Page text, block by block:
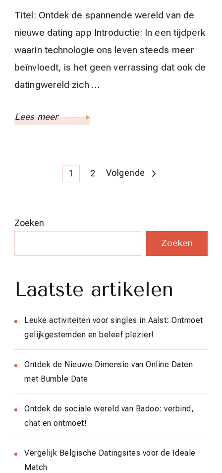
Titel: Ontdek de spannende wereld van de
nieuwe dating app Introductie: In een tijdperk
waarin technologie ons leven steeds meer
beïnvloedt, is het geen verrassing dat ook de
datingwereld zich …
Lees meer
Berichten
Pagina
1 Pagina
2 Volgende
Zoeken
Zoeken
Laatste artikelen
Leuke activiteiten voor singles in Aalst: Ontmoet
gelijkgestemden en beleef plezier!
Ontdek de Nieuwe Dimensie van Online Daten
met Bumble Date
Ontdek de sociale wereld van Badoo: verbind,
chat en ontmoet!
Vergelijk Belgische Datingsites voor de Ideale
Match